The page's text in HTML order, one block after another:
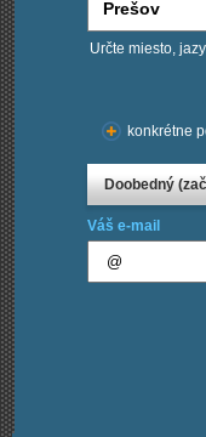
Určte miesto,
konkrétne
Doobedný
Váš e-mail